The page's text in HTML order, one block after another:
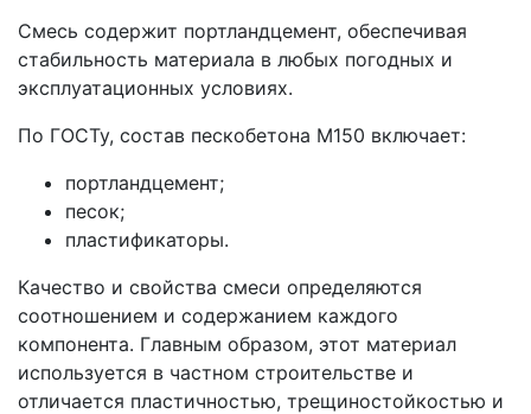
Смесь содержит портландцемент, обеспечивая
стабильность материала в любых погодных и
эксплуатационных условиях.
По ГОСТу, состав пескобетона М150 включает:
портландцемент;
песок;
пластификаторы.
Качество и свойства смеси определяются
соотношением и содержанием каждого
компонента. Главным образом, этот материал
используется в частном строительстве и
отличается пластичностью, трещиностойкостью и